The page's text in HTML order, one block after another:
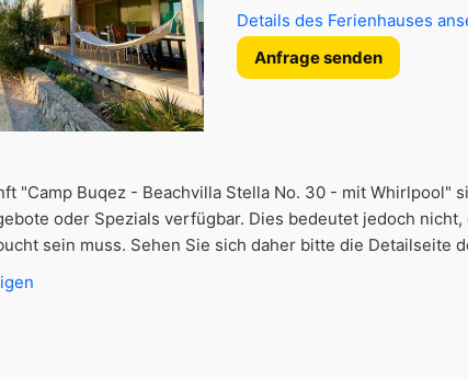
Details des Ferienhauses
Anfrage senden
"Camp Buqez - Beachvilla Stella No. 30 - mit Whirlpool"
oder Spezials verfügbar. Dies bedeutet jedoch
sein muss. Sehen Sie sich daher bitte die Detailseite